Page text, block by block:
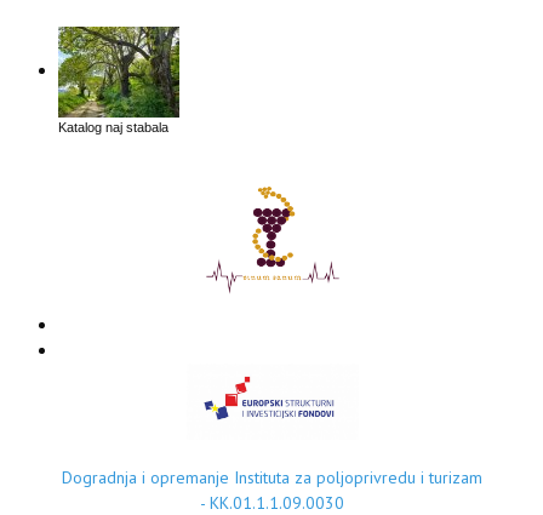
Katalog naj stabala
Dogradnja i opremanje Instituta za poljoprivredu i turizam
- KK.01.1.1.09.0030